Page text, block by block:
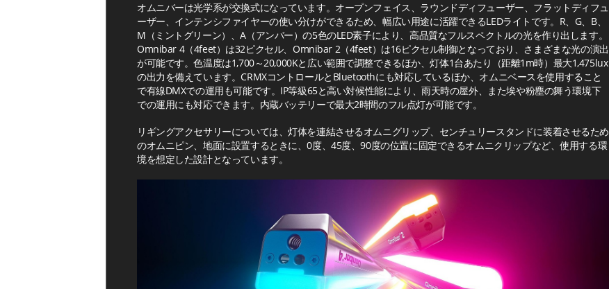
オムニバーは光学系が交換式になっています。オープンフェイス、ラウンドディフューザー、フラットディフュ
ーザー、インテンシファイヤーの使い分けができるため、幅広い用途に活躍できるLEDライトです。R、G、B、
M（ミントグリーン）、A（アンバー）の5色のLED素子により、高品質なフルスペクトルの光を作り出します。
Omnibar 4（4feet）は32ピクセル、Omnibar 2（4feet）は16ピクセル制御となっており、さまざまな光の演出
が可能です。色温度は1,700～20,000Kと広い範囲で調整できるほか、灯体1台あたり（距離1m時）最大1,475lux
の出力を備えています。CRMXコントロールとBluetoothにも対応しているほか、オムニベースを使用すること
で有線DMXでの運用も可能です。IP等級65と高い対候性能により、雨天時の屋外、また埃や粉塵の舞う環境下
での運用にも対応できます。内蔵バッテリーで最大2時間のフル点灯が可能です。
リギングアクセサリーについては、灯体を連結させるオムニグリップ、センチュリースタンドに装着させるため
のオムニピン、地面に設置するときに、0度、45度、90度の位置に固定できるオムニクリップなど、使用する環
境を想定した設計となっています。